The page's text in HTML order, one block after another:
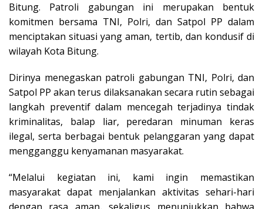
Bitung. Patroli gabungan ini merupakan bentuk
komitmen bersama TNI, Polri, dan Satpol PP dalam
menciptakan situasi yang aman, tertib, dan kondusif di
wilayah Kota Bitung.
Dirinya menegaskan patroli gabungan TNI, Polri, dan
Satpol PP akan terus dilaksanakan secara rutin sebagai
langkah preventif dalam mencegah terjadinya tindak
kriminalitas, balap liar, peredaran minuman keras
ilegal, serta berbagai bentuk pelanggaran yang dapat
mengganggu kenyamanan masyarakat.
“Melalui kegiatan ini, kami ingin memastikan
masyarakat dapat menjalankan aktivitas sehari-hari